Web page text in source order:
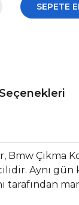
SEPETE
Çıkma
Aynı gün
tarafından